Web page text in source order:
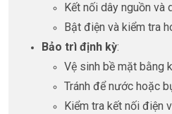
Kết nối dây nguồn
Bật điện và kiểm tra
Bảo trì định kỳ:
Vệ sinh bề mặt bằng
Tránh để nước hoặc
Kiểm tra kết nối điện